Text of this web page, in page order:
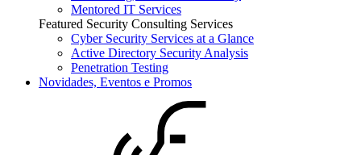
Mentored IT Services
Featured Security Consulting Services
Cyber Security Services at a Glance
Active Directory Security Analysis
Penetration Testing
Novidades, Eventos e Promos